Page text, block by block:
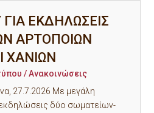
ΕΚΔΗΛΩΣΕΙΣ
ΑΡΤΟΠΟΙΩΝ
ΧΑΝΙΩΝ
/ Ανακοινώσεις
Με μεγάλη
εκδηλώσεις δύο σωματείων-